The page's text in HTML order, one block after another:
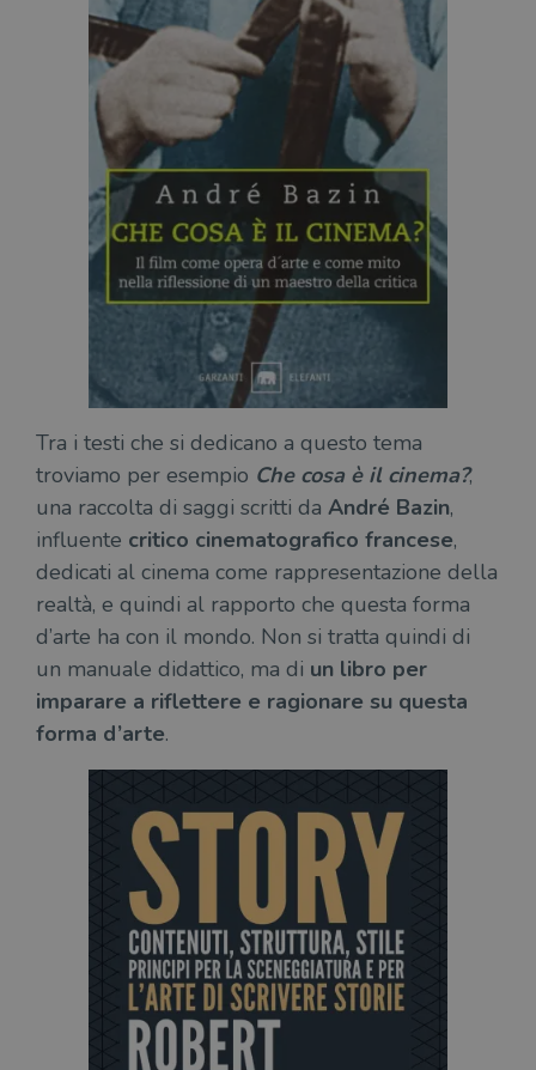
Tra i testi che si dedicano a questo tema
troviamo per esempio Che cosa è il cinema?,
una raccolta di saggi scritti da André Bazin,
influente critico cinematografico francese,
dedicati al cinema come rappresentazione della
realtà, e quindi al rapporto che questa forma
d’arte ha con il mondo. Non si tratta quindi di
un manuale didattico, ma di un libro per
imparare a riflettere e ragionare su questa
forma d’arte.